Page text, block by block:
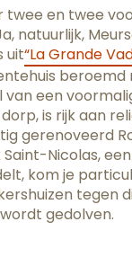
twee en twee
natuurlijk,
uit“La Grande
beroemd
van een
is rijk aan
gerenoveerd
Nicolas,
kom je
tegen
gedolven.